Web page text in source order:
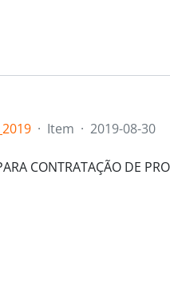
· Item · 2019-08-30
CONTRATAÇÃO DE